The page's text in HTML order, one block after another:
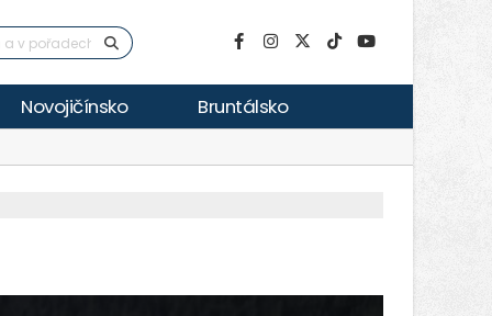
Novojičínsko Bruntálsko